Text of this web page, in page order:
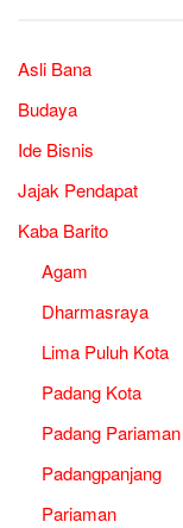
Asli Bana
Budaya
Ide Bisnis
Jajak Pendapat
Kaba Barito
Agam
Dharmasraya
Lima Puluh Kota
Padang Kota
Padang Pariaman
Padangpanjang
Pariaman